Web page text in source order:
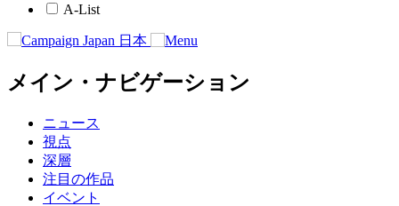
A-List
メイン・ナビゲーション
ニュース
視点
深層
注目の作品
イベント